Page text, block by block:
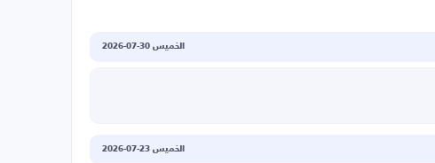
الخميس 30-07-2026
الخميس 23-07-2026